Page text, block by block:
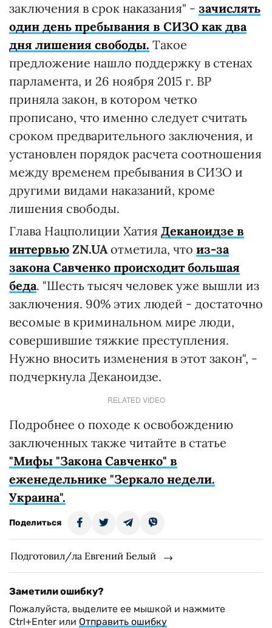
заключения в срок наказания" - зачислять
один день пребывания в СИЗО как два
дня лишения свободы. Такое
предложение нашло поддержку в стенах
парламента, и 26 ноября 2015 г. ВР
приняла закон, в котором четко
прописано, что именно следует считать
сроком предварительного заключения, и
установлен порядок расчета соотношения
между временем пребывания в СИЗО и
другими видами наказаний, кроме
лишения свободы.
Глава Нацполиции Хатия Деканоидзе в
интервью ZN.UAотметила, что из-за
закона Савченко происходит большая
беда. "Шесть тысяч человек уже вышли из
заключения. 90% этих людей - достаточно
весомые в криминальном мире люди,
совершившие тяжкие преступления.
Нужно вносить изменения в этот закон", -
подчеркнула Деканоидзе.
RELATED VIDEO
Подробнее о походе к освобождению
заключенных также читайте в статье
"Мифы "Закона Савченко" в
еженедельнике "Зеркало недели.
Украина".
Поделиться
Подготовил/ла Евгений Белый
Заметили ошибку?
Пожалуйста, выделите ее мышкой и нажмите
Ctrl+Enter или Отправить ошибку